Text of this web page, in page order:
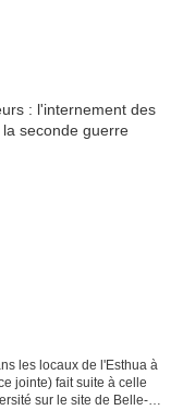
les locaux de l'Esthua à
jointe) fait suite à celle
sur le site de Belle-